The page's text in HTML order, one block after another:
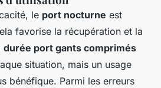
le port nocturne est
favorise la récupération et la
durée port gants comprimés
situation, mais un usage
bénéfique. Parmi les erreurs